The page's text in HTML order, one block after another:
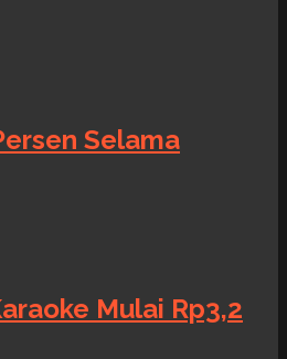
Selama
Mulai Rp3,2